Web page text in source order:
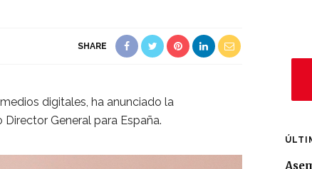
SHARE
digitales, ha anunciado la
General para España.